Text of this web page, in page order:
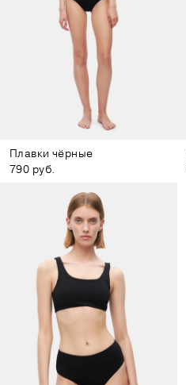
Плавки чёрные
790 руб.